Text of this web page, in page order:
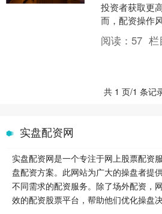
投资者获取更
而，配资操作
避风险、实现
共同关心的问
阅读： 57 栏
共 1 页/1 条记
实盘配资网
实盘配资网是一个专注于网上股票配资
盘配资方案。此网站为广大的操盘者提
不同需求的配资服务。除了场外配资，
效的配资股票平台，帮助他们优化操盘决